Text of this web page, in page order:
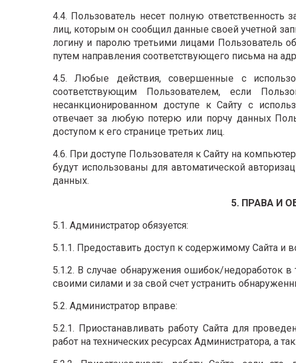
4.4. Пользователь несет полную ответственность
лиц, которым он сообщил данные своей учетной
логину и паролю третьими лицами Пользователь
путем направления соответствующего письма на
4.5. Любые действия, совершенные с
соответствующим Пользователем, если
несанкционированном доступе к Сайту с
отвечает за любую потерю или порчу данных
доступом к его странице третьих лиц.
4.6. При доступе Пользователя к Сайту на
будут использованы для автоматической
данных.
5. ПРАВА И
5.1. Администратор обязуется:
5.1.1. Предоставить доступ к содержимому Сайта и
5.1.2. В случае обнаружения ошибок/недоработок
своими силами и за свой счет устранить
5.2. Администратор вправе:
5.2.1. Приостанавливать работу Сайта для
работ на технических ресурсах Администратора, а